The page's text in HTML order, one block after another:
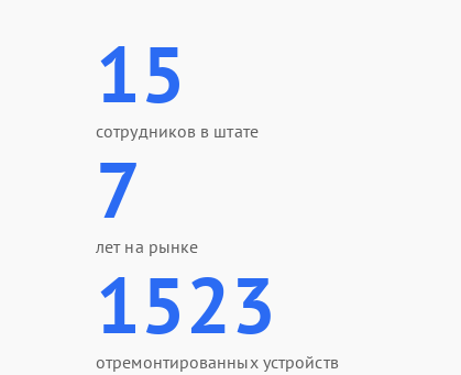
15
сотрудников в штате
7
лет на рынке
1523
отремонтированных устройств